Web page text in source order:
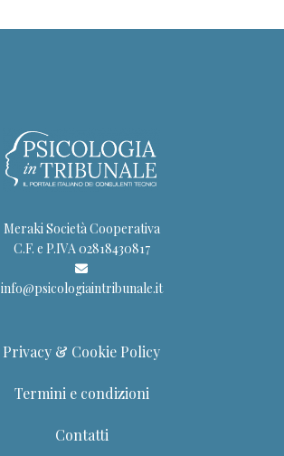
Meraki Società Cooperativa
C.F. e P.IVA 02818430817
info@psicologiaintribunale.it
Privacy & Cookie Policy
Termini e condizioni
Contatti